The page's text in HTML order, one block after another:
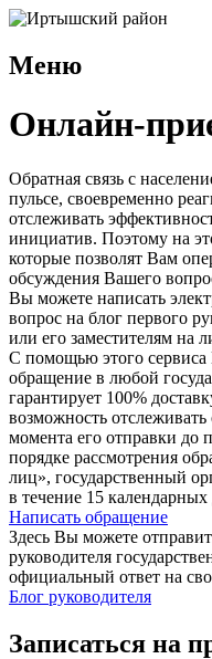
Меню
Онлайн-
Обратная связь с
пульсе, своевременно
отслеживать
инициатив. Поэтому на
которые позволят Вам
обсуждения Вашего
Вы можете написать
вопрос на блог первого
или его заместителям на
С помощью этого сервиса
обращение в любой
гарантирует 100%
возможность
момента его отправки до
порядке рассмотрения
лиц», государственный
в течение 15 календарных
Написать обращение
Здесь Вы можете
руководителя
официальный ответ на
Блог руководителя
Записаться на